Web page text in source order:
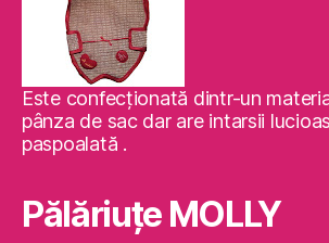
Este confecţionată dintr-un
pânza de sac dar are intarsii
paspoalată .
Pălăriuţe MOLLY